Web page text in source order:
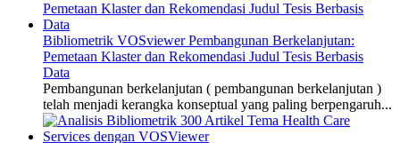
Bibliometrik VOSviewer Pembangunan Berkelanjutan:
Pemetaan Klaster dan Rekomendasi Judul Tesis Berbasis
Data
Pembangunan berkelanjutan ( pembangunan berkelanjutan )
telah menjadi kerangka konseptual yang paling berpengaruh...